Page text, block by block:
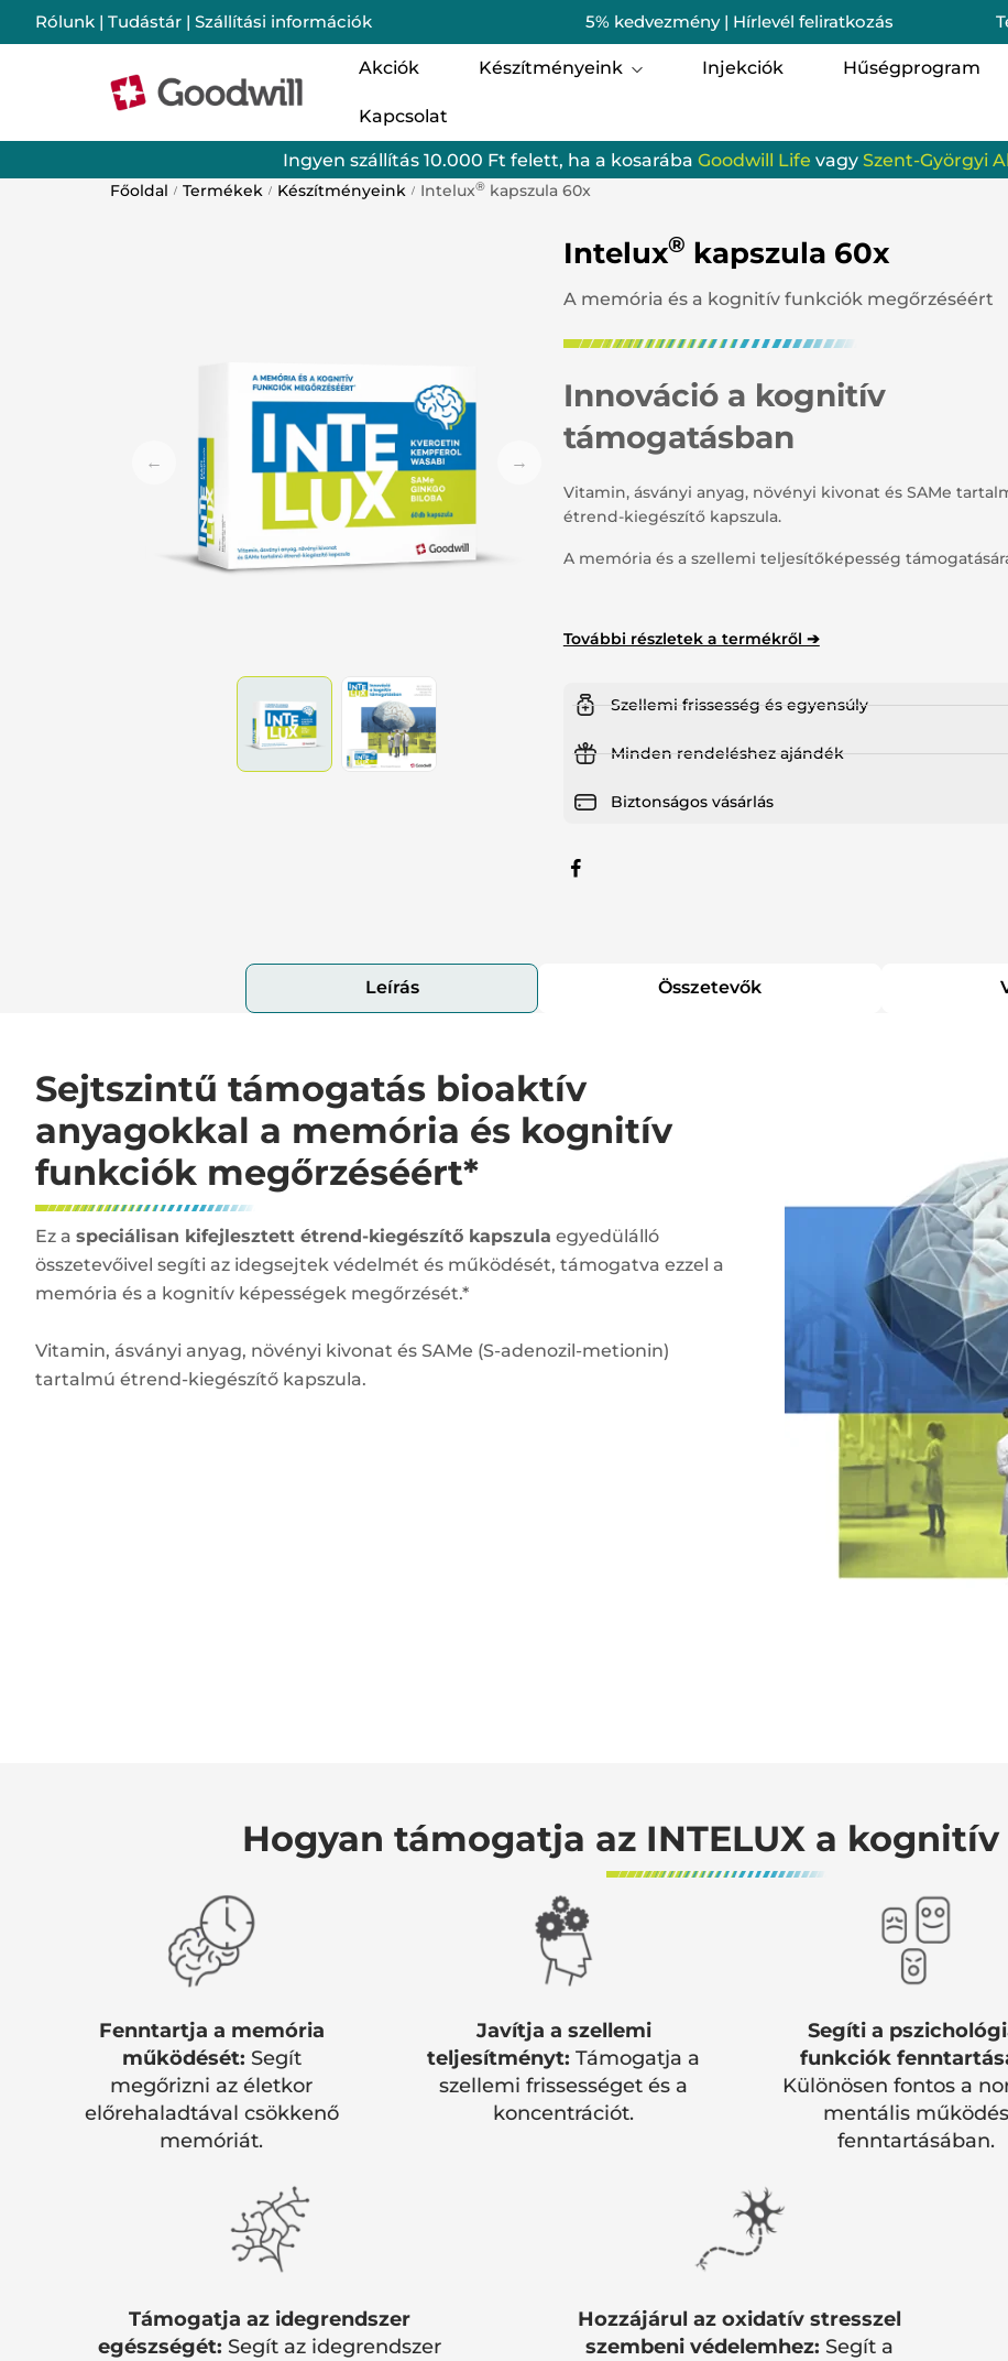
Rólunk | Tudástár | Szállítási információk 5% kedvezmény | Hírlevél feliratkozás
Akciók Készítményeink
Csomagok Szent-Györgyi Albert
Szellemi frissesség és egyensúly
Vény nélkül kapható gyógyszerek
Injekciók Hűségprogram
Kapcsolat
Ingyen szállítás 10.000 Ft felett, ha a kosarába Goodwill Life vagy Szent-Györgyi
Főoldal / Termékek / Készítményeink / Intelux® kapszula 60x
Intelux® kapszula 60x
A memória és a kognitív funkciók megőrzéséért
Innováció a kognitív
támogatásban
Vitamin, ásványi anyag, növényi kivonat és SAMe
étrend-kiegészítő kapszula.
A memória és a szellemi teljesítőképesség
További részletek a termékről ➔
Szellemi frissesség és egyensúly
Minden rendeléshez ajándék
Biztonságos vásárlás
Leírás Összetevők
Sejtszintű támogatás bioaktív
anyagokkal a memória és kognitív
funkciók megőrzéséért*
Ez a speciálisan kifejlesztett étrend-kiegészítő kapszula egyedülálló
összetevőivel segíti az idegsejtek védelmét és működését, támogatva ezzel a
memória és a kognitív képességek megőrzését.*
Vitamin, ásványi anyag, növényi kivonat és SAMe (S-adenozil-metionin)
tartalmú étrend-kiegészítő kapszula.
Hogyan támogatja az INTELUX a
Fenntartja a memória
működését: Segít
megőrizni az életkor
előrehaladtával csökkenő
memóriát.
Javítja a szellemi
teljesítményt: Támogatja a
szellemi frissességet és a
koncentrációt.
Segíti a
funkciók
Különösen fontos a
mentális működés
fenntartásában.
Támogatja az idegrendszer
egészségét: Segít az idegrendszer
Hozzájárul az oxidatív stresszel
szembeni védelemhez: Segít a